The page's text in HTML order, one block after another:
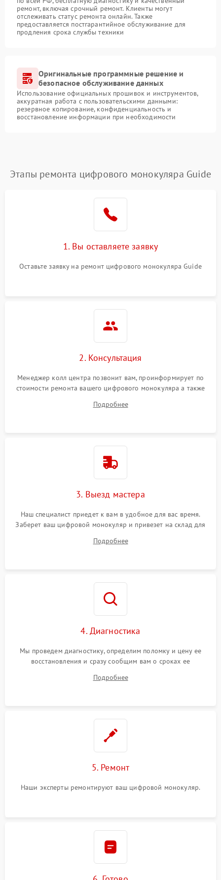
ремонт, включая срочный ремонт. Клиенты могут
отслеживать статус ремонта онлайн. Также
предоставляется постгарантийное обслуживание для
продления срока службы техники
Оригинальные программные решение и
безопасное обслуживание данных
Использование официальных прошивок и инструментов,
аккуратная работа с пользовательскими данными:
резервное копирование, конфиденциальность и
восстановление информации при необходимости
Этапы ремонта цифрового монокуляра Guide
1. Вы оставляете заявку
Оставьте заявку на ремонт цифрового монокуляра Guide
2. Консультация
Менеджер колл центра позвонит вам, проинформирует по
стоимости ремонта вашего цифрового монокуляра а также
Подробнее
3. Выезд мастера
Наш специалист приедет к вам в удобное для вас время.
Заберет ваш цифровой монокуляр и привезет на склад для
Подробнее
4. Диагностика
Мы проведем диагностику, определим поломку и цену ее
восстановления и сразу сообщим вам о сроках ее
Подробнее
5. Ремонт
Наши эксперты ремонтируют ваш цифровой монокуляр.